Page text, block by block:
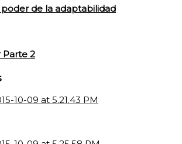
poder de la adaptabilidad
Parte 2